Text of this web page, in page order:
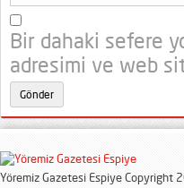
Bir dahaki sefere
adresimi ve web
Yöremiz Gazetesi Espiye